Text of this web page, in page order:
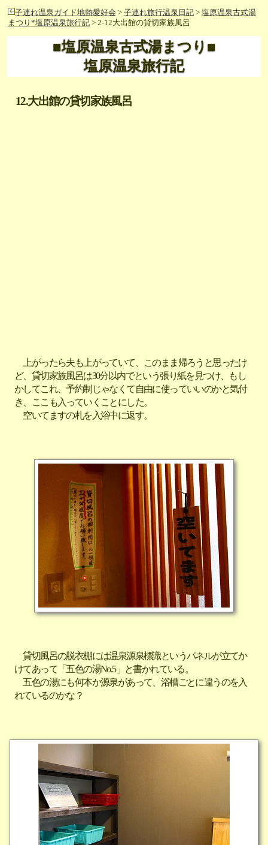
子連れ温泉ガイド地熱愛好会 > 子連れ旅行温泉日記> 塩原温泉古式湯
まつり*塩原温泉旅行記> 2-12大出館の貸切家族風呂
■塩原温泉古式湯まつり■
塩原温泉旅行記
12.大出館の貸切家族風呂
上がったら夫も上がっていて、このまま帰ろうと思ったけ
ど、貸切家族風呂は30分以内でという張り紙を見つけ、もし
かしてこれ、予約制じゃなくて自由に使っていいのかと気付
き、ここも入っていくことにした。
空いてますの札を入浴中に返す。
貸切風呂の脱衣棚には温泉源泉標識というパネルが立てか
けてあって「五色の湯No.5」と書かれている。
五色の湯にも何本か源泉があって、浴槽ごとに違うのを入
れているのかな？